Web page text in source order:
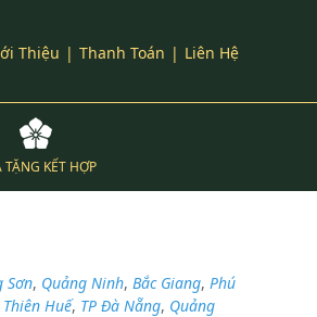
Thiệu | Thanh Toán | Liên Hệ
TẶNG KẾT HỢP
Sơn, Quảng Ninh, Bắc Giang, Phú
Huế, TP Đà Nẵng, Quảng